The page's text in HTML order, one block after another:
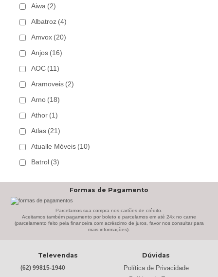
Aiwa (2)
Albatroz (4)
Amvox (20)
Anjos (16)
AOC (11)
Aramoveis (2)
Arno (18)
Athor (1)
Atlas (21)
Atualle Móveis (10)
Batrol (3)
Bem Estar Clima (2)
Bem Estar Estofados (3)
Bertolini (2)
Best (9)
Formas de Pagamento
Parcelamos sua compra nos cartões de crédito.
Aceitamos também pagamento por boleto e parcelamos em até 24x no carne
(parcelamento feito pela financeira com acréscimo de juros, favor nos consultar para
mais informações).
Televendas
(62) 99815-1940
Dúvidas
Política de Privacidade